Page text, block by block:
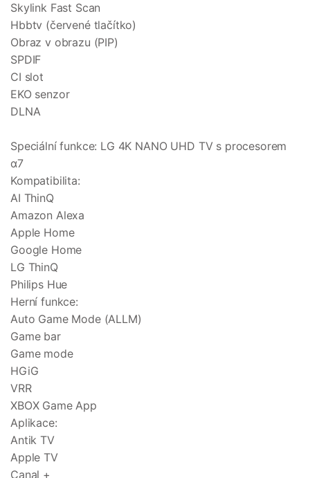
Skylink Fast Scan
Hbbtv (červené tlačítko)
Obraz v obrazu (PIP)
SPDIF
CI slot
EKO senzor
DLNA
Speciální funkce: LG 4K NANO UHD TV s procesorem
α7
Kompatibilita:
AI ThinQ
Amazon Alexa
Apple Home
Google Home
LG ThinQ
Philips Hue
Herní funkce:
Auto Game Mode (ALLM)
Game bar
Game mode
HGiG
VRR
XBOX Game App
Aplikace:
Antik TV
Apple TV
Canal +